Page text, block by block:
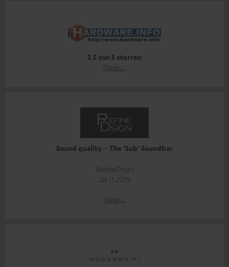
3.5 van 5 sterren
Meer...
Sound quality – The ‘Sub’ Soundbar
RefineDsign
26.11.2019
Meer...